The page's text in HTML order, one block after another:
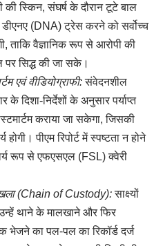
स्किन, संघर्ष के दौरान टूटे बाल
(DNA) ट्रेस करने को सर्वोच्च
ताकि वैज्ञानिक रूप से आरोपी की
पर सिद्ध की जा सके।
एवं वीडियोग्राफी:संवेदनशील
के दिशा-निर्देशों के अनुसार पर्याप्त
कराया जा सकेगा, जिसकी
होगी। पीएम रिपोर्ट में स्पष्टता न होने
रूप से एफएसएल (FSL) क्वेरी
(Chain of Custody):साक्ष्यों
थाने के मालखाने और फिर
का पल-पल का रिकॉर्ड दर्ज